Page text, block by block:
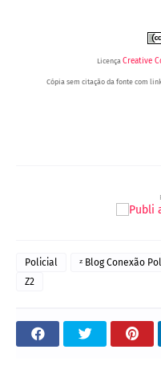
Licença Creative
Cópia sem citação da fonte com
Policial ᶻ Blog Conexão
Z2